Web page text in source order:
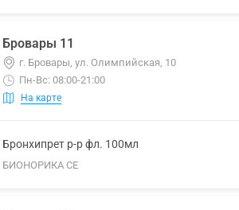
Бровары 11
г. Бровары, ул. Олимпийская, 10
Пн-Вс: 08:00-21:00
На карте
Бронхипрет р-р фл. 100мл
БИОНОРИКА СЕ